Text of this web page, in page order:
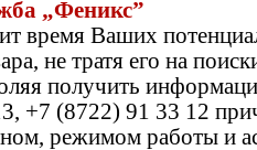
„Феникс”
время Ваших
не тратя его на
получить
+7 (8722) 91 33 12
режимом работы и